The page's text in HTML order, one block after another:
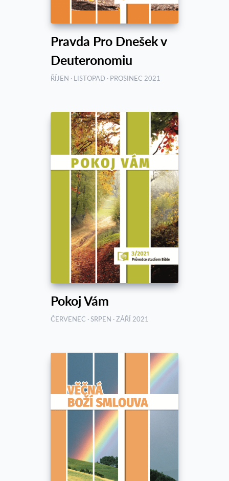
Pravda Pro Dnešek v
Deuteronomiu
ŘÍJEN · LISTOPAD · PROSINEC 2021
Pokoj Vám
ČERVENEC · SRPEN · ZÁŘÍ 2021